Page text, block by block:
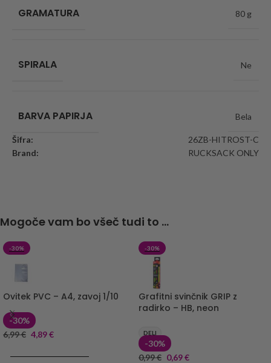
GRAMATURA 80 g
SPIRALA Ne
BARVA PAPIRJA Bela
Šifra:
26ZB-HITROST-C
Brand:
RUCKSACK ONLY
Mogoče vam bo všeč tudi to ...
-30%
Ovitek PVC – A4, zavoj 1/10
-30%
6,99€ 4,89€
-30%
Grafitni svinčnik GRIP z
radirko – HB, neon
DELI
-30%
0,99€ 0,69€